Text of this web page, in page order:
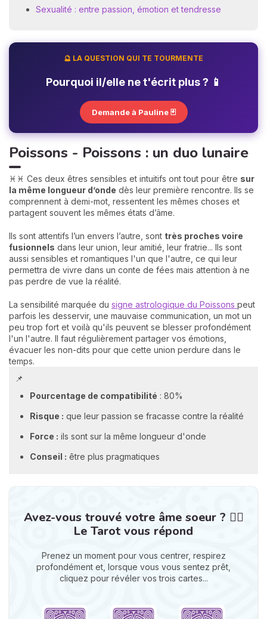
Sexualité : entre passion, émotion et tendresse
🔮 LA QUESTION QUI TE TOURMENTE
Pourquoi il/elle ne t'écrit plus ? 📱
Demande à Pauline 🃏
Poissons - Poissons : un duo lunaire
♓♓ Ces deux êtres sensibles et intuitifs ont tout pour être sur
la même longueur d’onde dès leur première rencontre. Ils se
comprennent à demi-mot, ressentent les mêmes choses et
partagent souvent les mêmes états d’âme.
Ils sont attentifs l’un envers l’autre, sont très proches voire
fusionnels dans leur union, leur amitié, leur fratrie... Ils sont
aussi sensibles et romantiques l'un que l'autre, ce qui leur
permettra de vivre dans un conte de fées mais attention à ne
pas perdre de vue la réalité.
La sensibilité marquée du signe astrologique du Poissons peut
parfois les desservir, une mauvaise communication, un mot un
peu trop fort et voilà qu'ils peuvent se blesser profondément
l'un l'autre. Il faut régulièrement partager vos émotions,
évacuer les non-dits pour que cette union perdure dans le
temps.
📌
Pourcentage de compatibilité : 80%
Risque : que leur passion se fracasse contre la réalité
Force : ils sont sur la même longueur d'onde
Conseil : être plus pragmatiques
Avez-vous trouvé votre âme soeur ? ❤️‍🔥
Le Tarot vous répond
Prenez un moment pour vous centrer, respirez
profondément et, lorsque vous vous sentez prêt,
cliquez pour révéler vos trois cartes...